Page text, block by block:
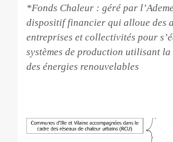
*Fonds Chaleur : géré par
dispositif financier qui alloue des
entreprises et collectivités pour
systèmes de production utilisant
des énergies renouvelables